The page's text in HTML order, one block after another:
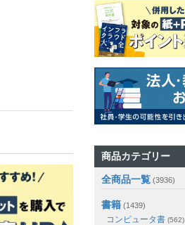
商品カテゴリー
全商品一覧 (3936)
書籍 (1439)
コンピュータ書 (562)